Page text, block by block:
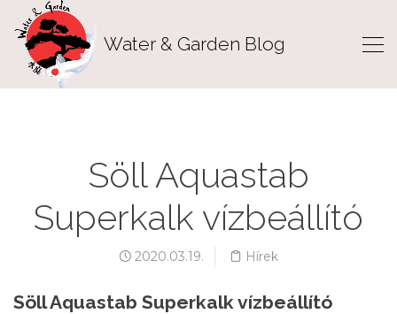
Water & Garden Blog
Söll Aquastab
Superkalk vízbeállító
2020.03.19. Hírek
Söll Aquastab Superkalk vízbeállító